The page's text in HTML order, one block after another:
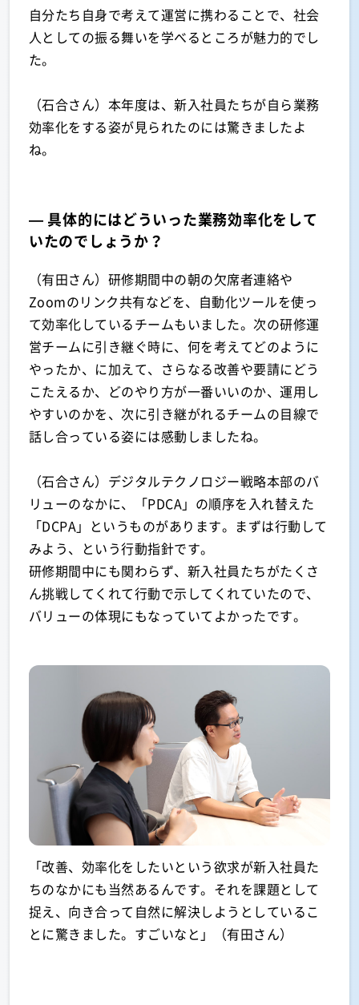
自分たち自身で考えて運営に携わることで、社会
人としての振る舞いを学べるところが魅力的でし
た。
（石合さん）本年度は、新入社員たちが自ら業務
効率化をする姿が見られたのには驚きましたよ
ね。
— 具体的にはどういった業務効率化をして
いたのでしょうか？
（有田さん）研修期間中の朝の欠席者連絡や
Zoomのリンク共有などを、自動化ツールを使っ
て効率化しているチームもいました。次の研修運
営チームに引き継ぐ時に、何を考えてどのように
やったか、に加えて、さらなる改善や要請にどう
こたえるか、どのやり方が一番いいのか、運用し
やすいのかを、次に引き継がれるチームの目線で
話し合っている姿には感動しましたね。
（石合さん）デジタルテクノロジー戦略本部のバ
リューのなかに、「PDCA」の順序を入れ替えた
「DCPA」というものがあります。まずは行動して
みよう、という行動指針です。
研修期間中にも関わらず、新入社員たちがたくさ
ん挑戦してくれて行動で示してくれていたので、
バリューの体現にもなっていてよかったです。
「改善、効率化をしたいという欲求が新入社員た
ちのなかにも当然あるんです。それを課題として
捉え、向き合って自然に解決しようとしているこ
とに驚きました。すごいなと」（有田さん）